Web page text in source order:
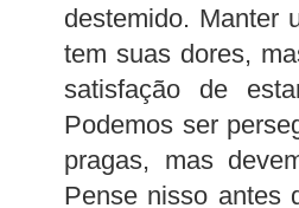
destemido. Manter
tem suas dores,
satisfação de
Podemos ser
pragas, mas
Pense nisso antes